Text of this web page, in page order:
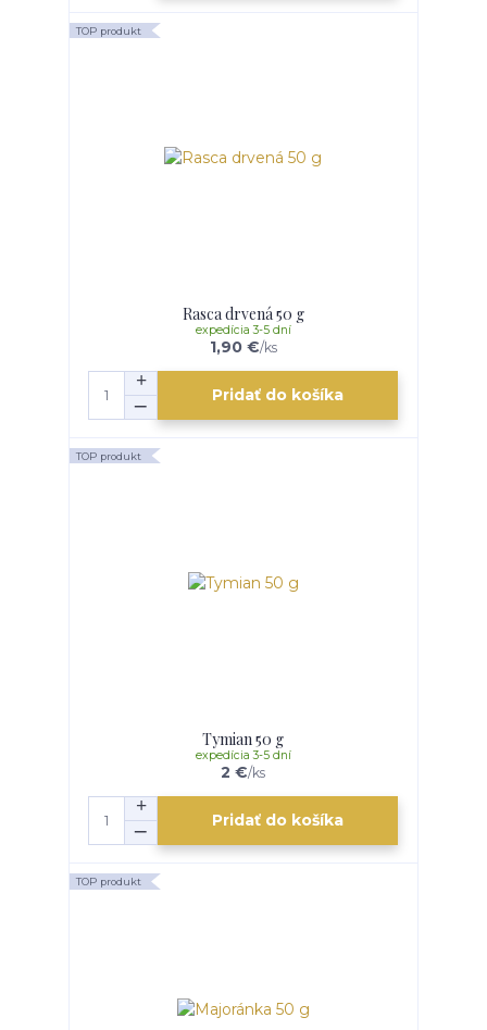
TOP produkt
Rasca drvená 50 g
1,90 €/ks
expedícia 3-5 dní
Pridať do košíka
TOP produkt
Tymian 50 g
2 €/ks
expedícia 3-5 dní
Pridať do košíka
TOP produkt